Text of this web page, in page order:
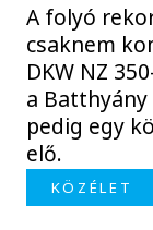
A folyó
csaknem
DKW NZ
a
pedig egy
elő.
KÖZÉLET